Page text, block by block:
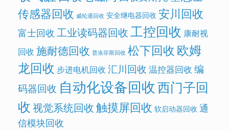
传感器回收 威纶通回收 安全继电器回收 安川回收
富士回收工业读码器回收工控回收 康耐视
回收 施耐德回收 普洛菲斯回收 松下回收欧姆
龙回收 步进电机回收 汇川回收 温控器回收 编
码器回收 自动化设备回收西门子回
收视觉系统回收触摸屏回收 软启动器回收 通
信模块回收